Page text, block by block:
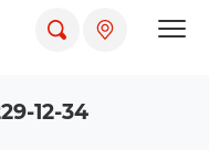
12-34